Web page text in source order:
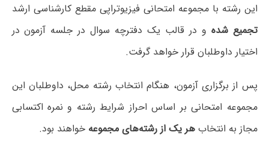
این رشته با مجموعه امتحانی فیزیوتراپی مقطع کارشناسی ارشد
تجمیع شده و در قالب یک دفترچه سوال در جلسه آزمون در
اختیار داوطلبان قرار خواهد گرفت.
پس از برگزاری آزمون، هنگام انتخاب رشته محل، داوطلبان این
مجموعه امتحانی بر اساس احراز شرایط رشته و نمره اکتسابی
مجاز به انتخابهر یک از رشته‌های مجموعه خواهند بود.